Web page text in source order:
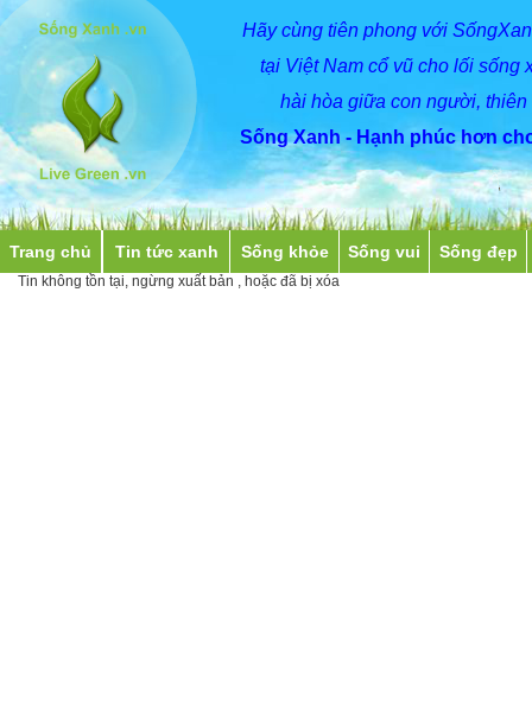
Hãycùng tiên phong với
tại Việt Nam cổ vũ cho lối sống
hài hòa giữa con người, thiên
Sống Xanh - Hạnh phúc hơn
Trang chủ Tin tức xanh Sống khỏe Sống vui Sống đẹp
Tin không tồn tại, ngừng xuất bản , hoặc đã bị xóa